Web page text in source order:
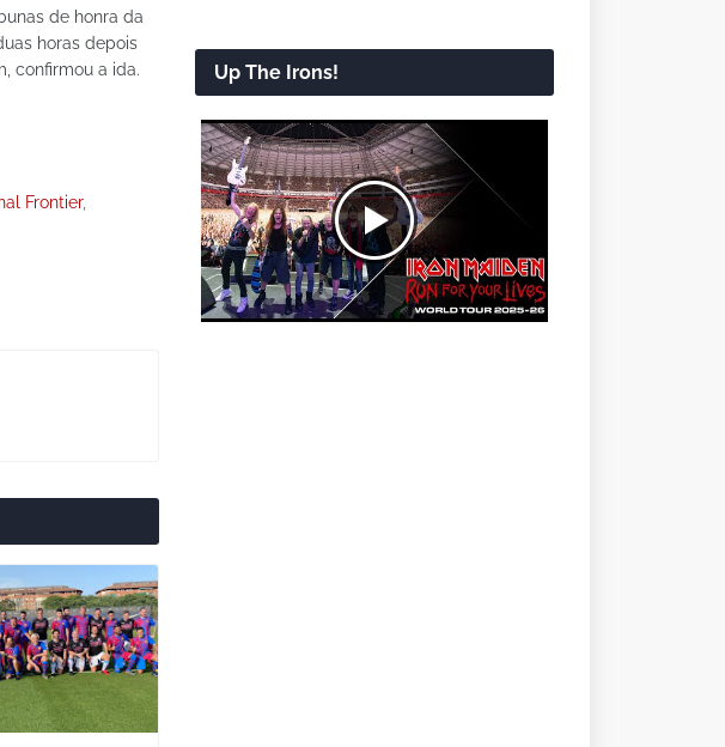
de honra da
horas depois
confirmou a ida.
Frontier
Up The Irons!